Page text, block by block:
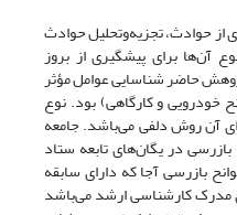
حوادث، تجزیه‌وتحلیل حوادث
آن‌ها برای پیشگیری از بروز
حاضر شناسایی عوامل مؤثر
خودرویی و کارگاهی) بود. نوع
آن روش دلفی می‌باشد. جامعه
در یگان‌های تابعه ستاد
بازرسی آجا که دارای سابقه
و دارای مدرک کارشناسی ارشد می‌باشد